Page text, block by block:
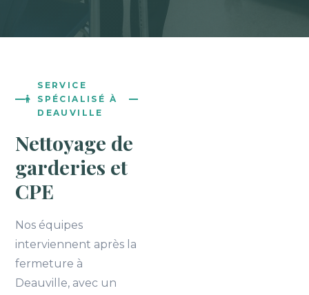
SERVICE
SPÉCIALISÉ À
DEAUVILLE
Nettoyage de
garderies et
CPE
Nos équipes
interviennent après la
fermeture à
Deauville, avec un